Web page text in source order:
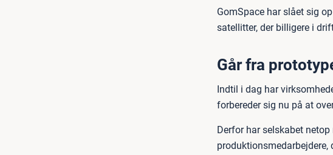
GomSpace har slået sig
satellitter, der billigere i
Går fra
Indtil i dag har
forbereder sig nu på at
Derfor har selskabet